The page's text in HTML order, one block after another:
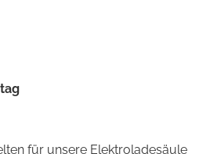
für unsere Elektroladesäule